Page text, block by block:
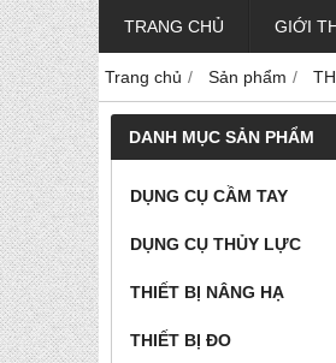
TRANG CHỦ GIỚI
Trang chủ Sản phẩm
DANH MỤC SẢN PHẨM
DỤNG CỤ CẦM TAY
DỤNG CỤ THỦY LỰC
THIẾT BỊ NÂNG HẠ
THIẾT BỊ ĐO